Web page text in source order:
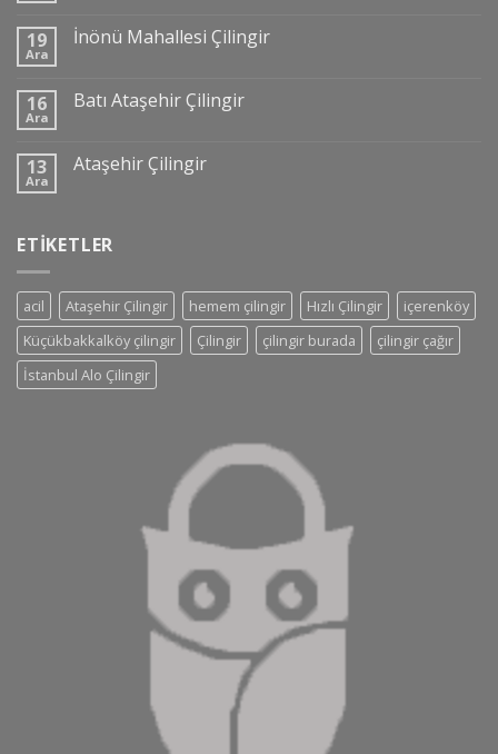
19
Ara
İnönü Mahallesi Çilingir
16
Ara
Batı Ataşehir Çilingir
13
Ara
Ataşehir Çilingir
ETIKETLER
acil Ataşehir Çilingir hemem çilingir Hızlı Çilingir
içerenköy
Küçükbakkalköy çilingir
Çilingir çilingir burada
çilingir çağır
İstanbul Alo Çilingir